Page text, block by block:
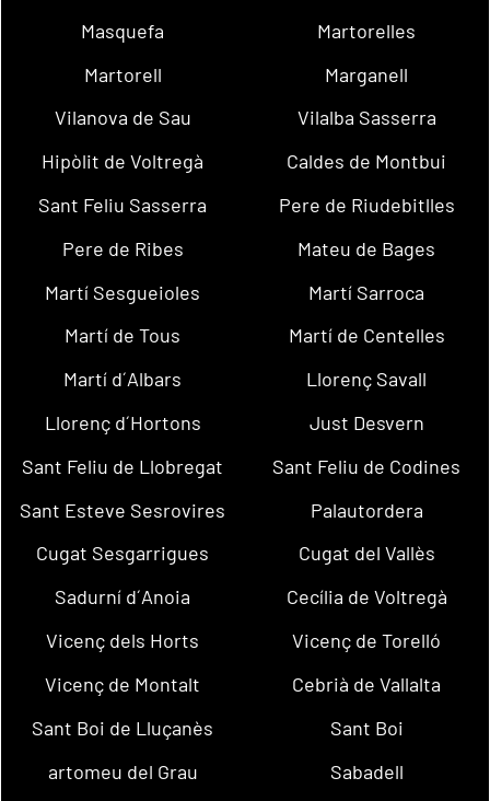
Masquefa
Martorelles
Martorell
Marganell
Vilanova de Sau
Vilalba Sasserra
Hipòlit de Voltregà
Caldes de Montbui
Sant Feliu Sasserra
Pere de Riudebitlles
Pere de Ribes
Mateu de Bages
Martí Sesgueioles
Martí Sarroca
Martí de Tous
Martí de Centelles
Martí d´Albars
Llorenç Savall
Llorenç d´Hortons
Just Desvern
Sant Feliu de Llobregat
Sant Feliu de Codines
Sant Esteve Sesrovires
Palautordera
Cugat Sesgarrigues
Cugat del Vallès
Sadurní d´Anoia
Cecília de Voltregà
Vicenç dels Horts
Vicenç de Torelló
Vicenç de Montalt
Cebrià de Vallalta
Sant Boi de Lluçanès
Sant Boi
artomeu del Grau
Sabadell